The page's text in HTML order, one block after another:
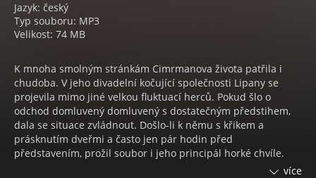
Jazyk: český
Typ souboru: MP3
Velikost: 74 MB
K mnoha smolným stránkám Cimrmanova života patřila i
chudoba. V jeho divadelní kočující společnosti Lipany se
projevila mimo jiné velkou fluktuací herců. Pokud šlo o
odchod domluvený domluvený s dostatečným předstihem,
dala se situace zvládnout. Došlo-li k němu s křikem a
prásknutím dveřmi a často jen pár hodin před
představením, prožil soubor i jeho principál horké chvíle.
Takové zkušenosti stojí v pozadí hry Záskok. Milovníkům díla
více